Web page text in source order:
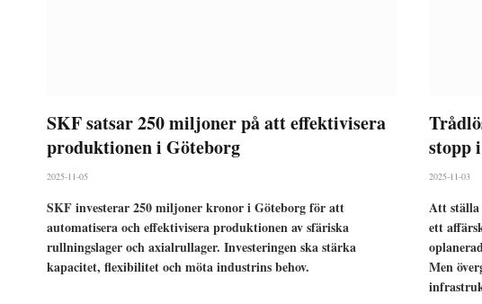
SKF satsar 250 miljoner på att effektivisera
produktionen i Göteborg
2025-11-05
SKF investerar 250 miljoner kronor i Göteborg för att
automatisera och effektivisera produktionen av sfäriska
rullningslager och axialrullager. Investeringen ska stärka
kapacitet, flexibilitet och möta industrins behov.
stopp
2025-11-03
Att
ett
Men